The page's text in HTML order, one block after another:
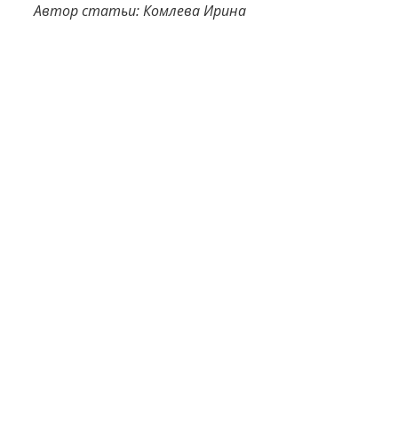
Автор статьи: Комлева Ирина